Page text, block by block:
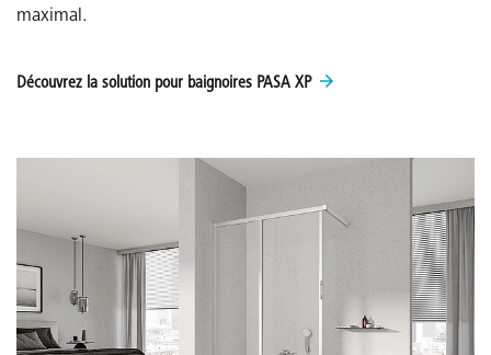
maximal.
Découvrez la solution pour baignoires PASA XP